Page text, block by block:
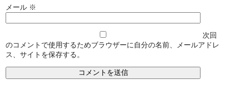
メール ※
次回
のコメントで使用するためブラウザーに自分の名前、メールアドレ
ス、サイトを保存する。